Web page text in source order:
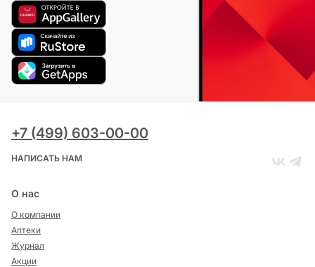
+7 (499) 603-00-00
НАПИСАТЬ НАМ
О нас
О компании
Аптеки
Журнал
Акции